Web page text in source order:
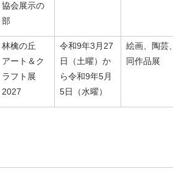
協会展示の
部
林檎の丘
アート＆ク
ラフト展
2027
令和9年3月27
日（土曜）か
ら令和9年5月
5日（水曜）
絵画、陶芸
同作品展